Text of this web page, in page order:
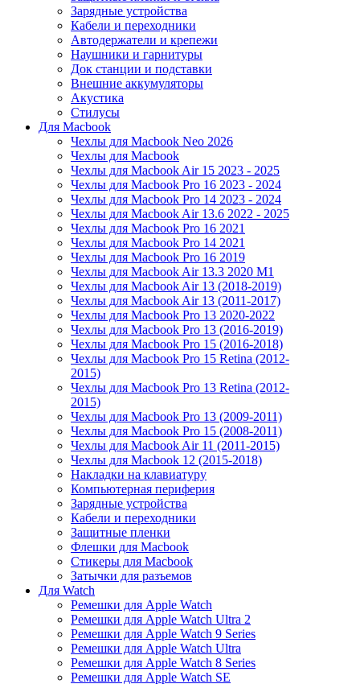
Зарядные устройства
Кабели и переходники
Автодержатели и крепежи
Наушники и гарнитуры
Док станции и подставки
Внешние аккумуляторы
Акустика
Стилусы
Для Macbook
Чехлы для Macbook Neo 2026
Чехлы для Macbook
Чехлы для Macbook Air 15 2023 - 2025
Чехлы для Macbook Pro 16 2023 - 2024
Чехлы для Macbook Pro 14 2023 - 2024
Чехлы для Macbook Air 13.6 2022 - 2025
Чехлы для Macbook Pro 16 2021
Чехлы для Macbook Pro 14 2021
Чехлы для Macbook Pro 16 2019
Чехлы для Macbook Air 13.3 2020 M1
Чехлы для Macbook Air 13 (2018-2019)
Чехлы для Macbook Air 13 (2011-2017)
Чехлы для Macbook Pro 13 2020-2022
Чехлы для Macbook Pro 13 (2016-2019)
Чехлы для Macbook Pro 15 (2016-2018)
Чехлы для Macbook Pro 15 Retina (2012-
2015)
Чехлы для Macbook Pro 13 Retina (2012-
2015)
Чехлы для Macbook Pro 13 (2009-2011)
Чехлы для Macbook Pro 15 (2008-2011)
Чехлы для Macbook Air 11 (2011-2015)
Чехлы для Macbook 12 (2015-2018)
Накладки на клавиатуру
Компьютерная периферия
Зарядные устройства
Кабели и переходники
Защитные пленки
Флешки для Macbook
Стикеры для Macbook
Затычки для разъемов
Для Watch
Ремешки для Apple Watch
Ремешки для Apple Watch Ultra 2
Ремешки для Apple Watch 9 Series
Ремешки для Apple Watch Ultra
Ремешки для Apple Watch 8 Series
Ремешки для Apple Watch SE